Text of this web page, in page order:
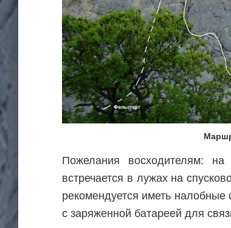
Пожелания восходителям:
встречается в лужах на
рекомендуется иметь
с заряженной батареей для